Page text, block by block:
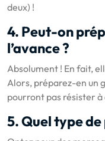
deux) !
4. Peut-on
l’avance ?
Absolument ! En fait,
Alors, préparez-en un
pourront pas résister à
5. Quel type